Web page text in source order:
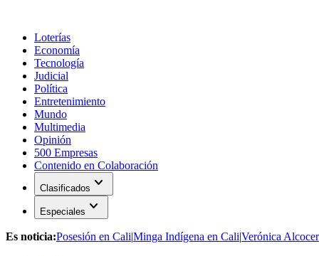
Loterías
Economía
Tecnología
Judicial
Política
Entretenimiento
Mundo
Multimedia
Opinión
500 Empresas
Contenido en Colaboración
Clasificados expand_more
Especiales expand_more
Es noticia:Posesión en Cali|Minga Indígena en Cali|Verónica Alcocer